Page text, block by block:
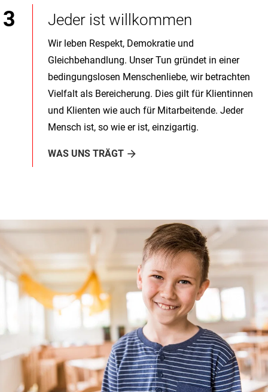
Jeder ist willkommen
Wir leben Respekt, Demokratie und
Gleichbehandlung. Unser Tun gründet in einer
bedingungslosen Menschenliebe, wir betrachten
Vielfalt als Bereicherung. Dies gilt für Klientinnen
und Klienten wie auch für Mitarbeitende. Jeder
Mensch ist, so wie er ist, einzigartig.
WAS UNS TRÄGT